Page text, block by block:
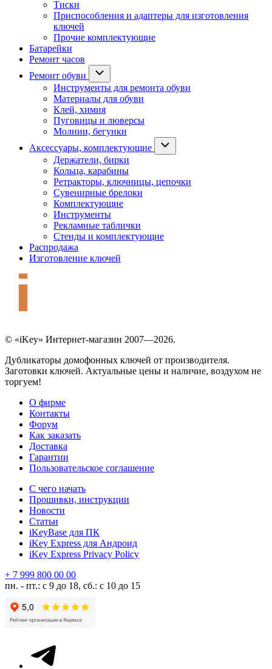
Тиски
Приспособления и адаптеры для изготовления
ключей
Прочие комплектующие
Батарейки
Ремонт часов
Ремонт обуви
Инструменты для ремонта обуви
Материалы для обуви
Клей, химия
Пуговицы и люверсы
Молнии, бегунки
Аксессуары, комплектующие
Держатели, бирки
Кольца, карабины
Ретракторы, ключницы, цепочки
Сувенирные брелоки
Комплектующие
Инструменты
Рекламные таблички
Стенды и комплектующие
Распродажа
Изготовление ключей
© «iKey» Интернет-магазин 2007—2026.
Дубликаторы домофонных ключей от производителя.
Заготовки ключей. Актуальные цены и наличие, воздухом не
торгуем!
О фирме
Контакты
Форум
Как заказать
Доставка
Гарантии
Пользовательское соглашение
С чего начать
Прошивки, инструкции
Новости
Статьи
iKeyBase для ПК
iKey Express для Андроид
iKey Express Privacy Policy
+ 7 999 800 00 00
пн. - пт.: с 9 до 18, сб.: с 10 до 15